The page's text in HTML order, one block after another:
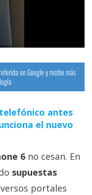
en Google y recibe más
antes
el nuevo
6 no cesan. En
supuestas
portales